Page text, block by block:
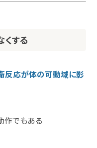
する
反応が体の可動域に影
作でもある